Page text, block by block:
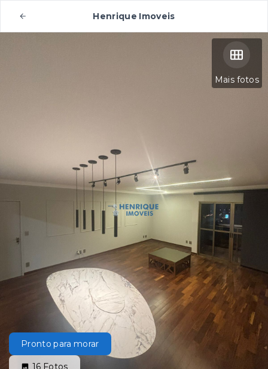
Henrique Imoveis
Mais fotos
Pronto para morar
16 Fotos